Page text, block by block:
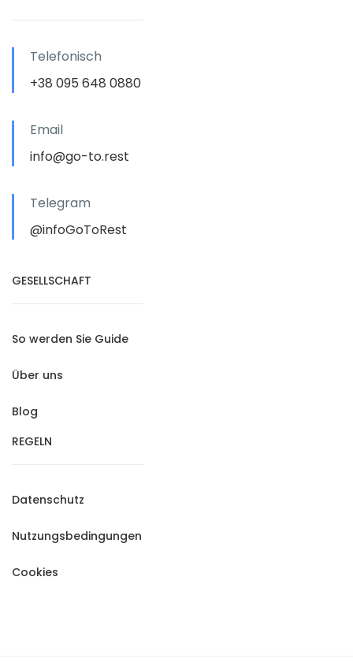
Telefonisch
+38 095 648 0880
Email
info@go-to.rest
Telegram
@infoGoToRest
GESELLSCHAFT
So werden Sie Guide
Über uns
Blog
REGELN
Datenschutz
Nutzungsbedingungen
Cookies